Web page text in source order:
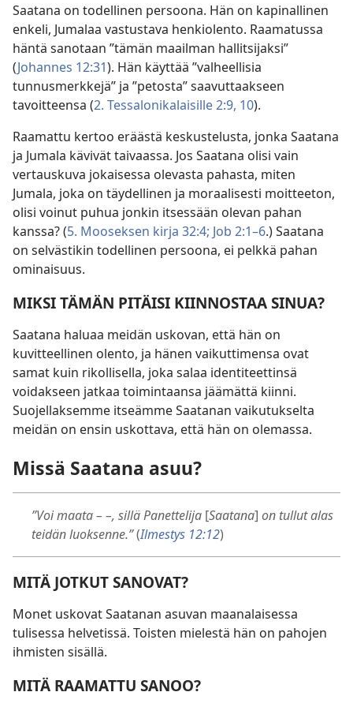
Saatana on todellinen persoona. Hän on kapinallinen
enkeli, Jumalaa vastustava henkiolento. Raamatussa
häntä sanotaan ”tämän maailman hallitsijaksi”
(Johannes 12:31). Hän käyttää ”valheellisia
tunnusmerkkejä” ja ”petosta” saavuttaakseen
tavoitteensa (2. Tessalonikalaisille 2:9, 10).
Raamattu kertoo eräästä keskustelusta, jonka Saatana
ja Jumala kävivät taivaassa. Jos Saatana olisi vain
vertauskuva jokaisessa olevasta pahasta, miten
Jumala, joka on täydellinen ja moraalisesti moitteeton,
olisi voinut puhua jonkin itsessään olevan pahan
kanssa? (5. Mooseksen kirja 32:4; Job 2:1–6.) Saatana
on selvästikin todellinen persoona, ei pelkkä pahan
ominaisuus.
MIKSI TÄMÄN PITÄISI KIINNOSTAA SINUA?
Saatana haluaa meidän uskovan, että hän on
kuvitteellinen olento, ja hänen vaikuttimensa ovat
samat kuin rikollisella, joka salaa identiteettinsä
voidakseen jatkaa toimintaansa jäämättä kiinni.
Suojellaksemme itseämme Saatanan vaikutukselta
meidän on ensin uskottava, että hän on olemassa.
Missä Saatana asuu?
”Voi maata – –, sillä Panettelija [Saatana] on tullut alas
teidän luoksenne.”(Ilmestys 12:12)
MITÄ JOTKUT SANOVAT?
Monet uskovat Saatanan asuvan maanalaisessa
tulisessa helvetissä. Toisten mielestä hän on pahojen
ihmisten sisällä.
MITÄ RAAMATTU SANOO?